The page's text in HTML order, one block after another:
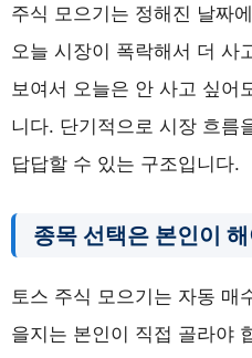
주식 모으기는 정해진 날짜
오늘 시장이 폭락해서 더 사
보여서 오늘은 안 사고 싶어
니다. 단기적으로 시장 흐름
답답할 수 있는 구조입니다.
종목 선택은 본인이
토스 주식 모으기는 자동 매
을지는 본인이 직접 골라야